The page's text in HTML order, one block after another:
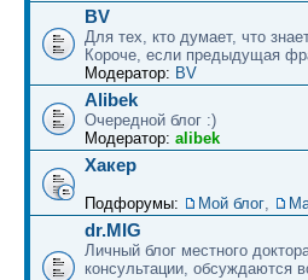
BV
Для тех, кто думает, что
Короче, если предыдущая
Модератор: BV
Alibek
Очередной блог :)
Модератор: alibek
Хакер
Подфорумы: Мой блог,
dr.MIG
Личный блог местного
консультации, обсуждаются